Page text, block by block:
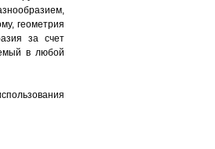
геометрия
за счет
в любой